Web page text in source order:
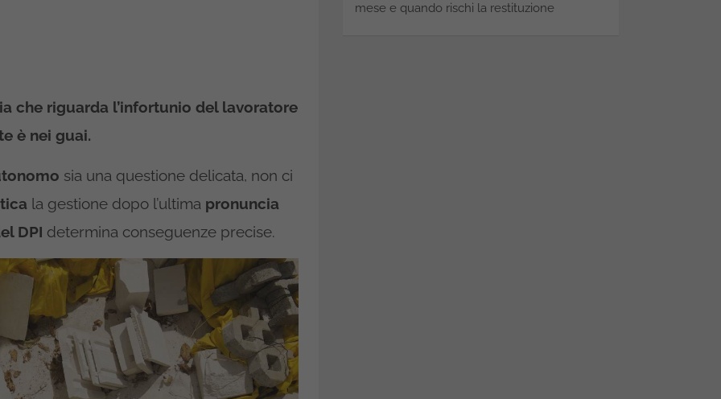
che riguarda l’infortunio del lavoratore
è nei guai.
sia una questione delicata, non ci
la gestione dopo l’ultima pronuncia
DPI determina conseguenze precise.
mese e quando rischi la restituzione